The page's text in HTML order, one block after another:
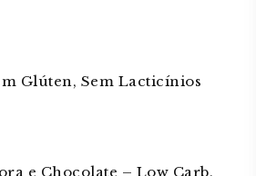
Glúten, Sem Lacticínios
e Chocolate – Low Carb,